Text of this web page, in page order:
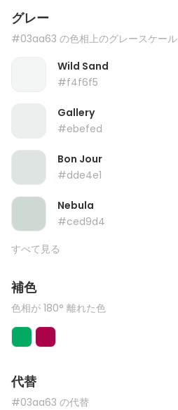
グレー
#03aa63 の色相上のグレースケール
Wild Sand
#f4f6f5
Gallery
#ebefed
Bon Jour
#dde4e1
Nebula
#ced9d4
すべて見る
補色
色相が 180° 離れた色
代替
#03aa63 の代替